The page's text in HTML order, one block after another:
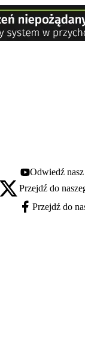
Youtube - otwiera się
Odwiedź
X - otwiera się w nowej karcie
Przejdź do
Facebook - otwiera
Przejdź do